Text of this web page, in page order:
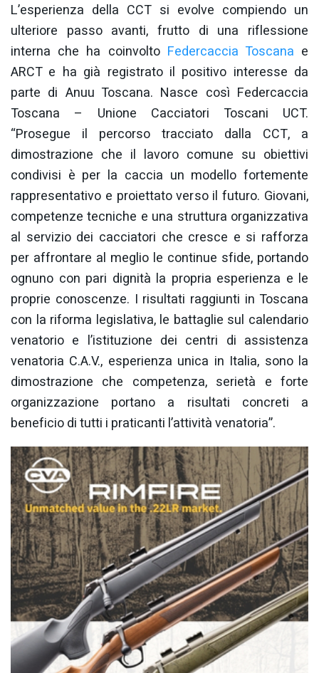
L’esperienza della CCT si evolve compiendo un
ulteriore passo avanti, frutto di una riflessione
interna che ha coinvolto Federcaccia Toscana e
ARCT e ha già registrato il positivo interesse da
parte di Anuu Toscana. Nasce così Federcaccia
Toscana – Unione Cacciatori Toscani UCT.
“Prosegue il percorso tracciato dalla CCT, a
dimostrazione che il lavoro comune su obiettivi
condivisi è per la caccia un modello fortemente
rappresentativo e proiettato verso il futuro. Giovani,
competenze tecniche e una struttura organizzativa
al servizio dei cacciatori che cresce e si rafforza
per affrontare al meglio le continue sfide, portando
ognuno con pari dignità la propria esperienza e le
proprie conoscenze. I risultati raggiunti in Toscana
con la riforma legislativa, le battaglie sul calendario
venatorio e l’istituzione dei centri di assistenza
venatoria C.A.V., esperienza unica in Italia, sono la
dimostrazione che competenza, serietà e forte
organizzazione portano a risultati concreti a
beneficio di tutti i praticanti l’attività venatoria”.